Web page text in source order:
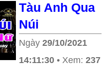
Tàu Anh Qua
Núi
Ngày 29/10/2021
14:11:30 • Xem: 237